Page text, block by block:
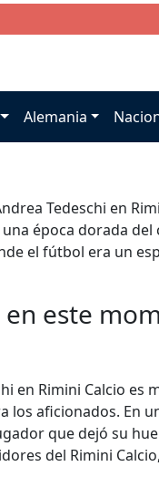
Alemania
Tedeschi en
época dorada del
el fútbol era un
este
en Rimini Calcio
aficionados. En
que dejó su
del Rimini